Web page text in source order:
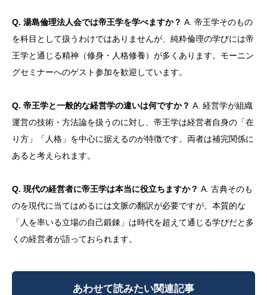
Q. 湯島倫理法人会では帝王学を学べますか？ A. 帝王学そのもの
を科目として扱うわけではありませんが、純粋倫理の学びには帝
王学と通じる精神（修身・人格修養）が多くあります。モーニン
グセミナーへのゲスト参加を歓迎しています。
Q. 帝王学と一般的な経営学の違いは何ですか？ A. 経営学が組織
運営の技術・方法論を扱うのに対し、帝王学は経営者自身の「在
り方」「人格」を中心に据えるのが特徴です。両者は補完関係に
あると考えられます。
Q. 現代の経営者に帝王学は本当に役立ちますか？ A. 古典そのも
のを現代に当てはめるには文脈の翻訳が必要ですが、本質的な
「人を率いる立場の自己鍛錬」は時代を超えて通じる学びだと多
くの経営者が語っておられます。
あわせて読みたい関連記事